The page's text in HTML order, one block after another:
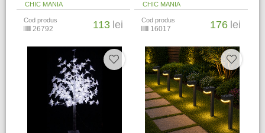
CHIC MANIA
Cod produs
26792 113 lei
CHIC MANIA
Cod produs
16017 176 lei